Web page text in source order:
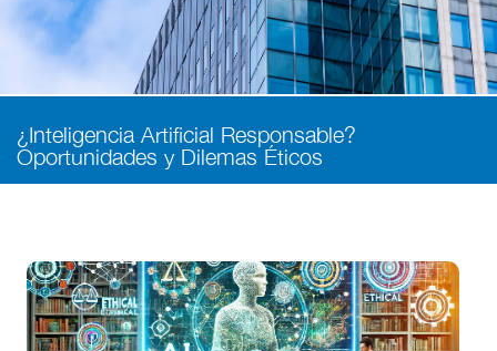
¿Inteligencia Artificial Responsable?
Oportunidades y Dilemas Éticos